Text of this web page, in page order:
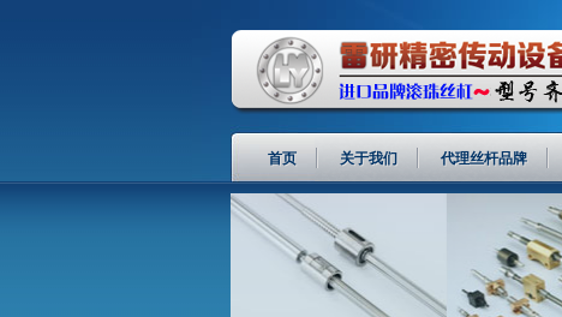
首页 关于我们 代理丝杆品牌